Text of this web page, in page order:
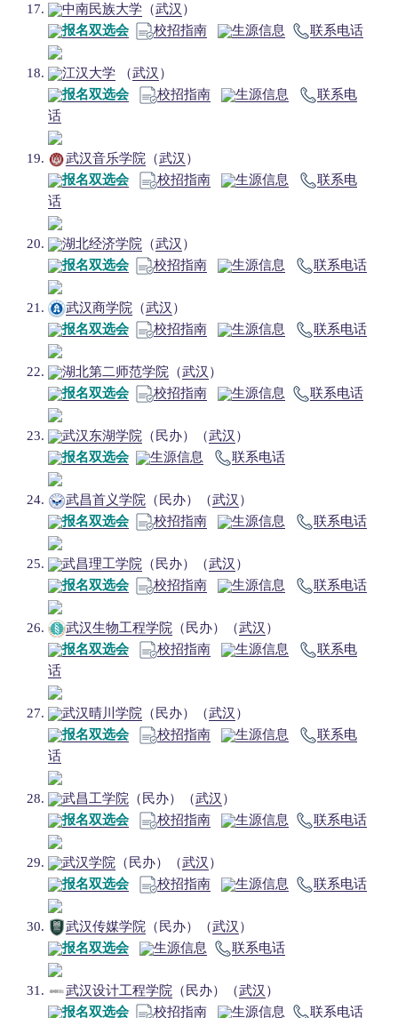
中南民族大学 （武汉 ）
报名双选会
校招指南 生源信息 联系电话
江汉大学 （武汉 ）
报名双选会
校招指南 生源信息
联系电
话
武汉音乐学院 （武汉 ）
报名双选会
校招指南 生源信息
联系电
话
湖北经济学院 （武汉 ）
报名双选会
校招指南 生源信息 联系电话
武汉商学院 （武汉 ）
报名双选会
校招指南 生源信息 联系电话
湖北第二师范学院 （武汉 ）
报名双选会
校招指南 生源信息 联系电话
武汉东湖学院 （民办）（武汉 ）
报名双选会
生源信息 联系电话
武昌首义学院 （民办）（武汉 ）
报名双选会
校招指南 生源信息 联系电话
武昌理工学院 （民办）（武汉 ）
报名双选会
校招指南 生源信息 联系电话
武汉生物工程学院 （民办）（武汉 ）
报名双选会
校招指南 生源信息
联系电
话
武汉晴川学院 （民办）（武汉 ）
报名双选会
校招指南 生源信息
联系电
话
武昌工学院 （民办）（武汉 ）
报名双选会
校招指南 生源信息 联系电话
武汉学院 （民办）（武汉 ）
报名双选会
校招指南 生源信息 联系电话
武汉传媒学院 （民办）（武汉 ）
报名双选会
生源信息 联系电话
武汉设计工程学院 （民办）（武汉 ）
报名双选会
校招指南 生源信息 联系电话